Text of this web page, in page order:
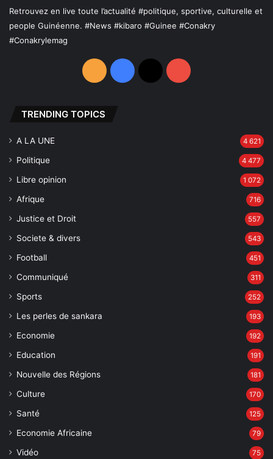
Retrouvez en live toute l’actualité #politique, sportive, culturelle et
people Guinéenne. #News #kibaro #Guinee #Conakry
#Conakrylemag
RSS Facebook
X YouTube
TRENDING TOPICS
A LA UNE 4 621
Politique 4 477
Libre opinion 1 072
Afrique 716
Justice et Droit 557
Societe & divers 543
Football 451
Communiqué 311
Sports 252
Les perles de sankara 193
Economie 192
Education 191
Nouvelle des Régions 181
Culture 170
Santé 125
Economie Africaine 79
Vidéo 75